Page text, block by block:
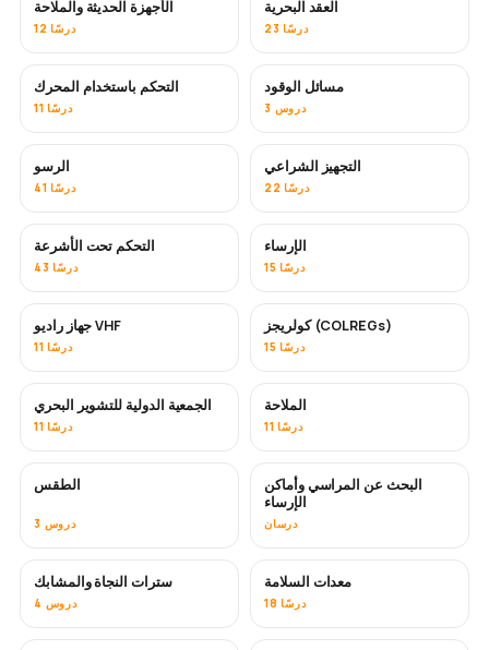
الأجهزة الحديثة والملاحة
12 درسًا
العقد البحرية
23 درسًا
التحكم باستخدام المحرك
11 درسًا
مسائل الوقود
3 دروس
الرسو
41 درسًا
التجهيز الشراعي
22 درسًا
التحكم تحت الأشرعة
43 درسًا
الإرساء
15 درسًا
جهاز راديو VHF
11 درسًا
كولريجز (COLREGs)
15 درسًا
الجمعية الدولية للتشوير البحري
11 درسًا
الملاحة
11 درسًا
الطقس
3 دروس
البحث عن المراسي وأماكن
الإرساء
درسان
سترات النجاة والمشابك
4 دروس
معدات السلامة
18 درسًا